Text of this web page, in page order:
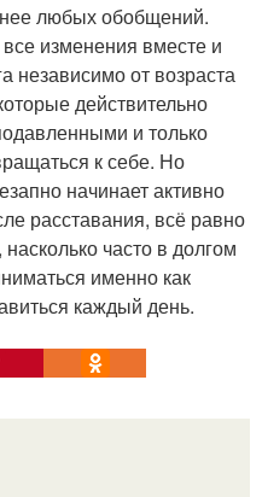
любых обобщений.
изменения вместе и
независимо от возраста
действительно
и только
к себе. Но
начинает активно
расставания, всё равно
часто в долгом
именно как
каждый день.